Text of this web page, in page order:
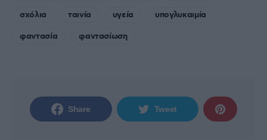
σχόλια
ταινία υγεία
υπογλυκαιμία
φαντασία
φαντασίωση
Share Tweet